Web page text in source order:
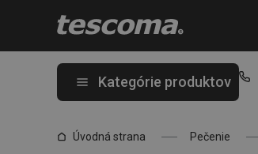
Kategórie produktov
Úvodná strana Pečenie